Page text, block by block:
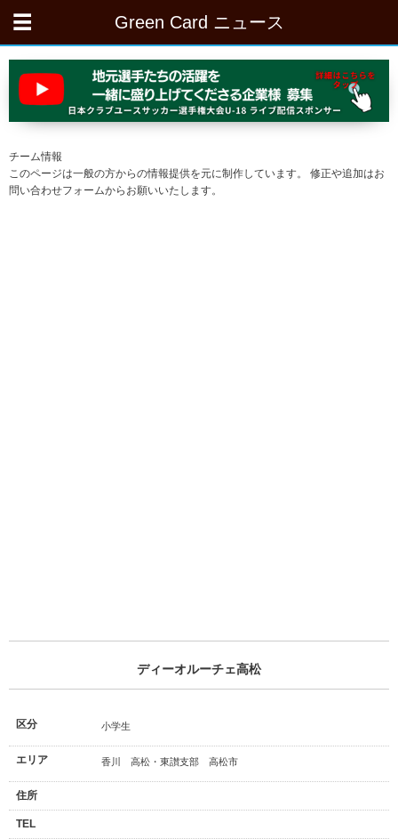
Green Card ニュース
チーム情報
このページは一般の方からの情報提供を元に制作しています。 修正や追加はお
問い合わせフォームからお願いいたします。
ディーオルーチェ高松
区分 小学生
エリア 香川 高松・東讃支部 高松市
住所
TEL